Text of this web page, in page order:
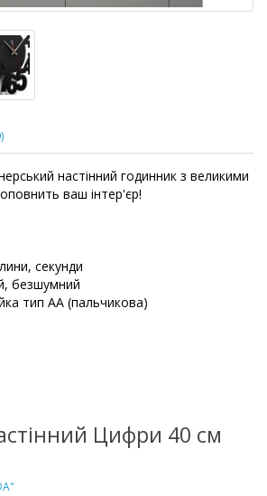
настінний годинник з великими
ваш інтер'єр!
секунди
безшумний
тип АА (пальчикова)
Цифри 40 см